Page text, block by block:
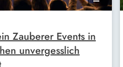
Zauberer Events in
unvergesslich